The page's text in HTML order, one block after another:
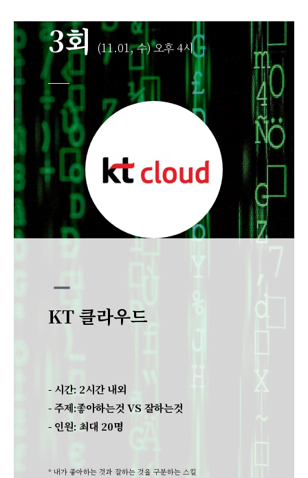
3회 (11.01, 수) 오후 4시
remove
KT 클라우드
- 시간: 2시간 내외
- 주제:좋아하는것 VS 잘하는것
- 인원: 최대 20명
* 내가 좋아하는 것과 잘하는 것을 구분하는 스킬